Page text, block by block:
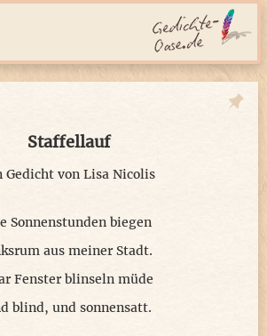
Staffellauf
Gedicht von Lisa Nicolis
Sonnenstunden biegen
aus meiner Stadt.
Fenster blinseln müde
blind, und sonnensatt.